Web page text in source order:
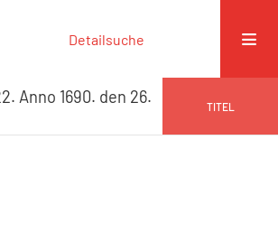
Detailsuche
Anno 1690. den 26.
TITEL